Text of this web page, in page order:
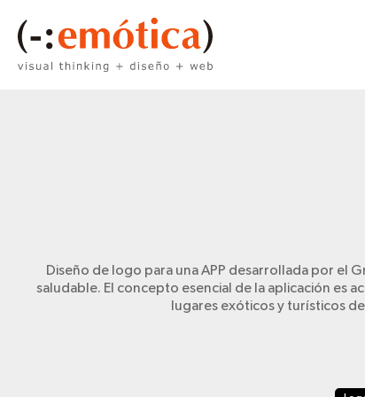
Diseño de logo para una APP desarrollada por el
saludable. El concepto esencial de la aplicación es
lugares exóticos y turísticos